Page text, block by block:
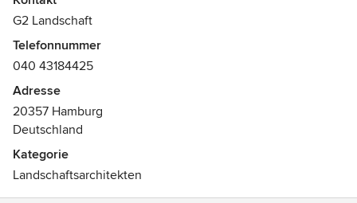
G2 Landschaft
Telefonnummer
040 43184425
Adresse
20357 Hamburg
Deutschland
Kategorie
Landschaftsarchitekten